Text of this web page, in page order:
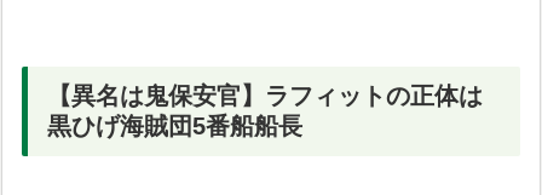
【異名は鬼保安官】ラフィットの正体は
黒ひげ海賊団5番船船長